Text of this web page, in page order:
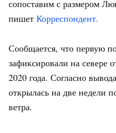
сопоставим с размером
пишет Корреспондент.
Сообщается, что первую
зафиксировали на севере
2020 года. Согласно
открылась на две недели
ветра.